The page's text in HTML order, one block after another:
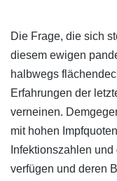
Die Frage, die sich
diesem ewigen
halbwegs
Erfahrungen der
verneinen.
mit hohen
Infektionszahlen
verfügen und deren